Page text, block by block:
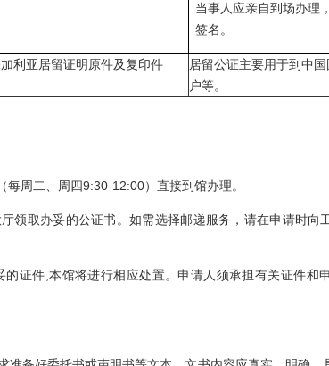
当事人应亲自到场办理
签名。
利亚居留证明原件及复印件 居留公证主要用于到中国
户等。
周二、周四9:30-12:00）直接到馆办理。
取办妥的公证书。如需选择邮递服务，请在申请时向
件,本馆将进行相应处置。申请人须承担有关证件和